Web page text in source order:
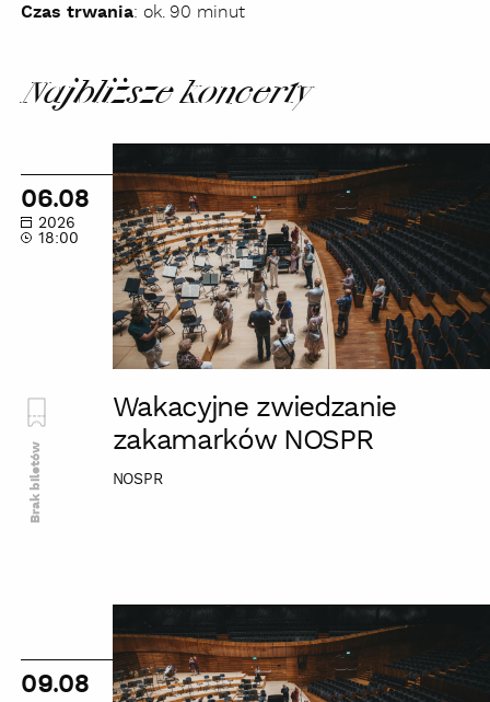
Czas trwania: ok. 90 minut
Najbliższe koncerty
zwiedzanie
zakamarków
NOSPR
06.08
2026
18:00
Wakacyjne zwiedzanie
zakamarków NOSPR
NOSPR
Brak biletów
zwiedzanie
zakamarków
NOSPR
09.08